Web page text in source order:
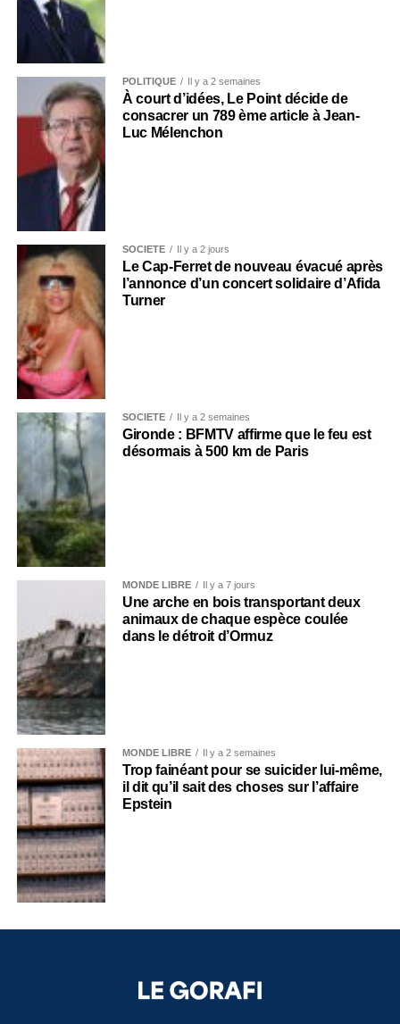
POLITIQUE Il y a 2 semaines
À court d’idées, Le Point décide de
consacrer un 789 ème article à Jean-
Luc Mélenchon
SOCIÉTÉ Il y a 2 jours
Le Cap-Ferret de nouveau évacué après
l’annonce d’un concert solidaire d’Afida
Turner
SOCIÉTÉ Il y a 2 semaines
Gironde : BFMTV affirme que le feu est
désormais à 500 km de Paris
MONDE LIBRE Il y a 7 jours
Une arche en bois transportant deux
animaux de chaque espèce coulée
dans le détroit d’Ormuz
MONDE LIBRE Il y a 2 semaines
Trop fainéant pour se suicider lui-même,
il dit qu’il sait des choses sur l’affaire
Epstein